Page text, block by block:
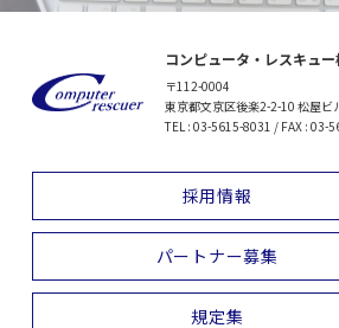
コンピュータ・レスキュ
〒112-0004
東京都文京区後楽2-2-10 松屋ビ
TEL : 03-5615-8031 / FAX : 03-
採用情報
パートナー募集
規定集